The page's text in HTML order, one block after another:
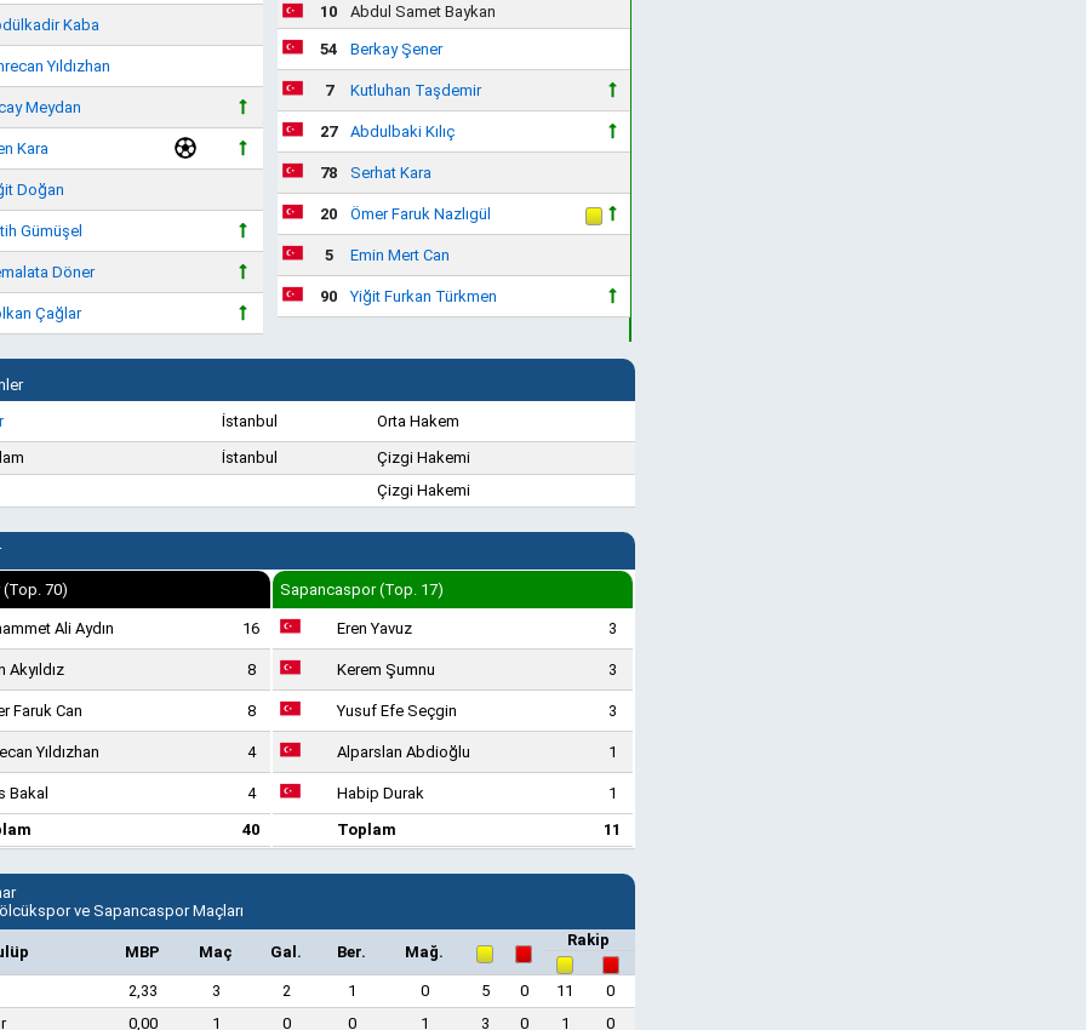
Kaba
Yıldızhan
Meydan
Kara
Doğan
Gümüşel
Döner
Çağlar
10
Abdul Samet Baykan
54 Berkay Şener
7 Kutluhan Taşdemir
27 Abdulbaki Kılıç
78 Serhat Kara
20 Ömer Faruk Nazlıgül
5 Emin Mert Can
90 Yiğit Furkan Türkmen
İstanbul
Orta Hakem
İstanbul
Çizgi Hakemi
Çizgi Hakemi
70)
Ali Aydın 16
Akyıldız 8
Faruk Can 8
Yıldızhan 4
Bakal
4
40
Sapancaspor (Top. 17)
Eren Yavuz 3
Kerem Şumnu 3
Yusuf Efe Seçgin 3
Alparslan Abdioğlu 1
Habip Durak
1
Toplam
11
ve Sapancaspor Maçları
MBP Maç Gal. Ber. Mağ.
Rakip
2,33 3 2 1 0 5 0 11
0
0,00 1 0 0 1 3 0 1 0